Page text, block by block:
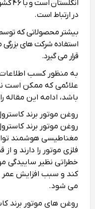
در ارتباط است.
بیشتر محصولاتی که
استفاده شرکت‌ های بزرگی
قرار می‌ گیرد.
به منظور کسب
علائمی که ممکن است
باشد، ادامه این مقاله
روغن موتور برند
روغن موتور برند
مغناطیسی هوشمند
فلزی موتور را دارند و
خطراتی نظیر ساییدگی
کند و سبب افزایش
می‌ شود.
روغن‌ های موتور